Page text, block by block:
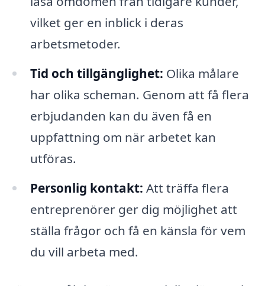
vilket ger en inblick i deras
arbetsmetoder.
Tid och tillgänglighet: Olika målare
har olika scheman. Genom att få flera
erbjudanden kan du även få en
uppfattning om när arbetet kan
utföras.
Personlig kontakt: Att träffa flera
entreprenörer ger dig möjlighet att
ställa frågor och få en känsla för vem
du vill arbeta med.